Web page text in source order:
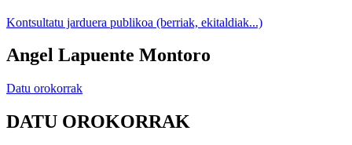
Kontsultatu jarduera publikoa (berriak, ekitaldiak...)
Angel Lapuente Montoro
Datu orokorrak
DATU OROKORRAK